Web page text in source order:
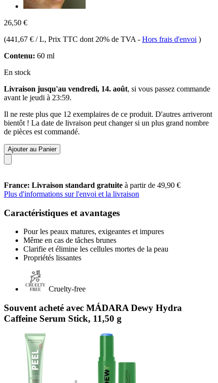
26,50 €
(441,67 € / L, Prix TTC dont 20% de TVA - Hors frais d'envoi )
Contenu: 60 ml
En stock
Livraison jusqu'au vendredi, 14. août, si vous passez commande
avant le jeudi à 23:59.
Il ne reste plus que 12 exemplaires de ce produit. D'autres arriveront
bientôt ! La date de livraison peut changer si un plus grand nombre
de pièces est commandé.
Ajouter au Panier
France: Livraison standard gratuite à partir de 49,90 €
Plus d'informations sur l'envoi et la livraison
Caractéristiques et avantages
Pour les peaux matures, exigeantes et impures
Même en cas de tâches brunes
Clarifie et élimine les cellules mortes de la peau
Propriétés lissantes
Cruelty-free
Souvent acheté avec MÁDARA Dewy Hydra
Caffeine Serum Stick, 11,50 g